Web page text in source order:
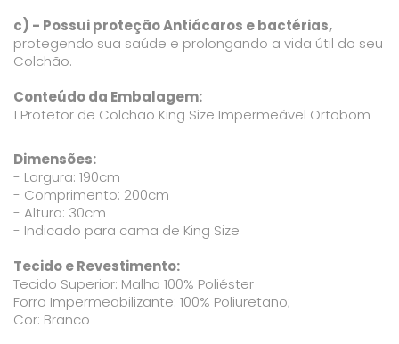
c) - Possui proteção Antiácaros e bactérias,
protegendo sua saúde e prolongando a vida útil do seu
Colchão.
Conteúdo da Embalagem:
1 Protetor de Colchão King Size Impermeável Ortobom
Dimensões:
- Largura: 190cm
- Comprimento: 200cm
- Altura: 30cm
- Indicado para cama de King Size
Tecido e Revestimento:
Tecido Superior: Malha 100% Poliéster
Forro Impermeabilizante: 100% Poliuretano;
Cor: Branco